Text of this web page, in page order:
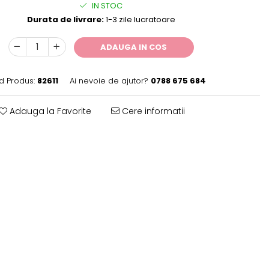
IN STOC
Durata de livrare:1-3 zile lucratoare
ADAUGA IN COS
Produs: 82611 Ai nevoie de ajutor? 0788 675 684
Adauga la Favorite Cere informatii